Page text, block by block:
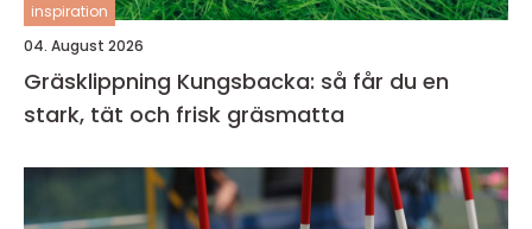
inspiration
04. August 2026
Gräsklippning Kungsbacka: så får du en
stark, tät och frisk gräsmatta